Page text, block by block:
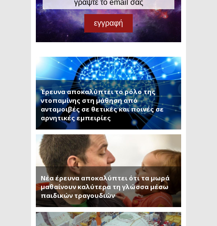
Έρευνα αποκαλύπτει το ρόλο της
ντοπαμίνης στη μάθηση από
ανταμοιβές σε θετικές και ποινές σε
αρνητικές εμπειρίες
Νέα έρευνα αποκαλύπτει ότι τα μωρά
μαθαίνουν καλύτερα τη γλώσσα μέσω
παιδικών τραγουδιών